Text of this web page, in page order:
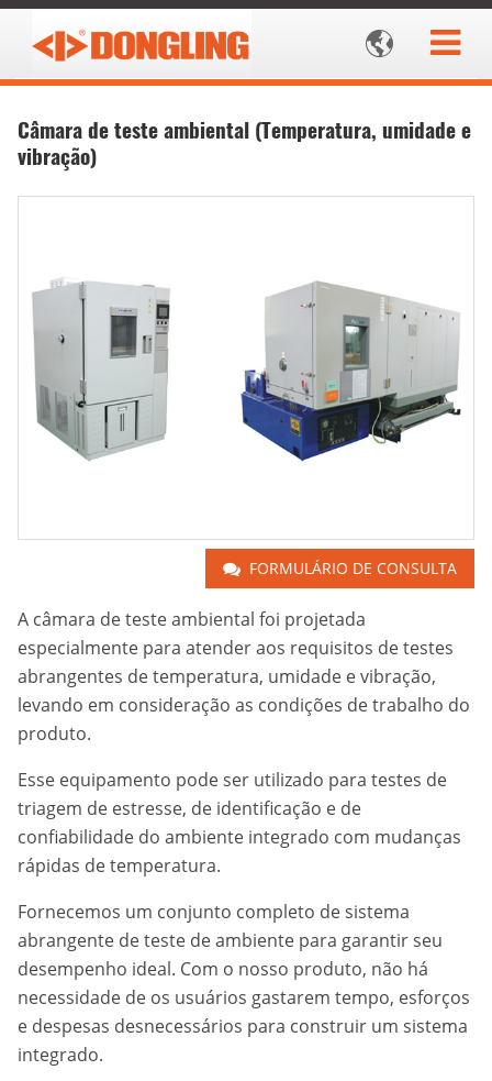

Câmara de teste ambiental (Temperatura, umidade e
vibração)
FORMULÁRIO DE CONSULTA
A câmara de teste ambiental foi projetada
especialmente para atender aos requisitos de testes
abrangentes de temperatura, umidade e vibração,
levando em consideração as condições de trabalho do
produto.
Esse equipamento pode ser utilizado para testes de
triagem de estresse, de identificação e de
confiabilidade do ambiente integrado com mudanças
rápidas de temperatura.
Fornecemos um conjunto completo de sistema
abrangente de teste de ambiente para garantir seu
desempenho ideal. Com o nosso produto, não há
necessidade de os usuários gastarem tempo, esforços
e despesas desnecessários para construir um sistema
integrado.